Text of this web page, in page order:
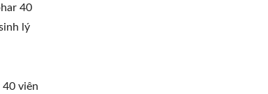
40 viên